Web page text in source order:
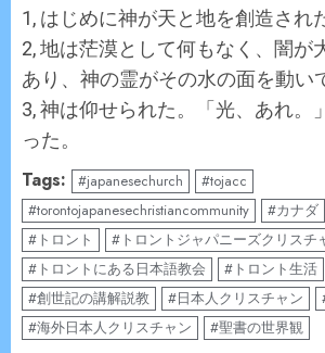
1, はじめに神が天と地を創造され
2, 地は茫漠として何もなく、闇が
あり、神の霊がその水の面を動い
3, 神は仰せられた。「光、あれ。
った。
Tags: #japanesechurch
#tojacc
#torontojapanesechristiancommunity
#カナダ
#トロント
#トロントジャパニーズクリスチ
#トロントにある日本語教会
#トロント生活
#創世記の講解説教
#日本人クリスチャン
#海外日本人クリスチャン
#聖書の世界観